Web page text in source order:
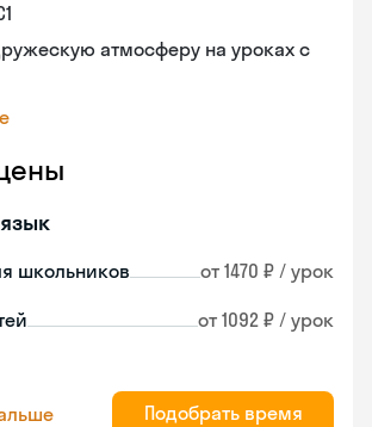
атмосферу на уроках с
школьников от 1470 ₽ / урок
от 1092 ₽ / урок
Подобрать время